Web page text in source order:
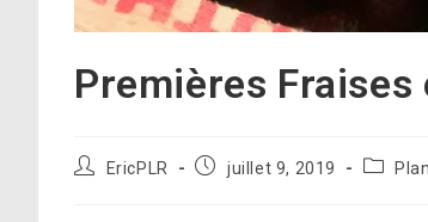
Premières Fraises
Auteur/autrice
EricPLR
Publication
juillet 9, 2019
Post